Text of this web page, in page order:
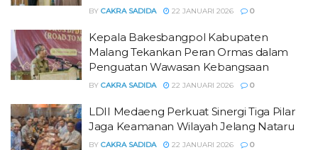
BY CAKRA SADIDA 22 JANUARI 2026 0
Kepala Bakesbangpol Kabupaten
Malang Tekankan Peran Ormas dalam
Penguatan Wawasan Kebangsaan
BY CAKRA SADIDA 22 JANUARI 2026 0
LDII Medaeng Perkuat Sinergi Tiga Pilar
Jaga Keamanan Wilayah Jelang Nataru
BY CAKRA SADIDA 22 JANUARI 2026 0